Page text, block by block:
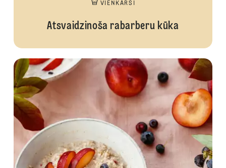
VIENKĀRŠI
Atsvaidzinoša rabarberu kūka